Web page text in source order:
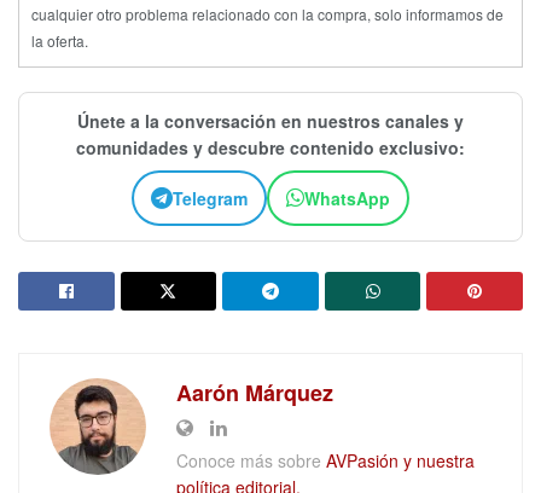
cualquier otro problema relacionado con la compra, solo informamos de
la oferta.
Únete a la conversación en nuestros canales y
comunidades y descubre contenido exclusivo:
Telegram WhatsApp
Aarón Márquez
Conoce más sobre AVPasión y nuestra
política editorial.